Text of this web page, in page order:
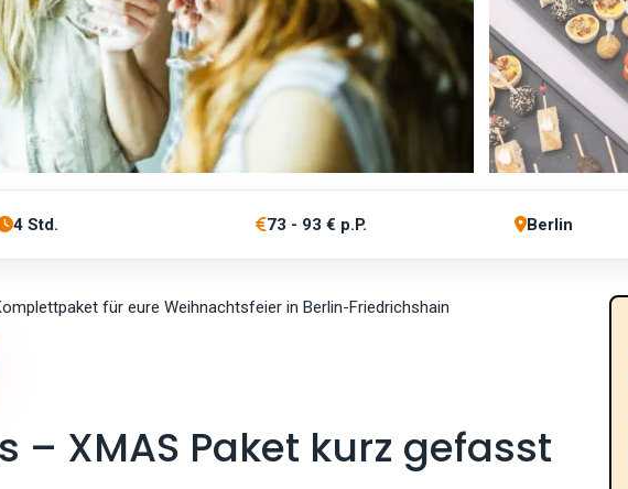
4 Std. 73 - 93 € p.P. Berlin
für eure Weihnachtsfeier in Berlin-Friedrichshain
– XMAS Paket kurz gefasst